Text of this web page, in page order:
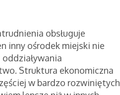
obsługuje
inny ośrodek miejski nie
Struktura ekonomiczna
w bardzo rozwiniętych